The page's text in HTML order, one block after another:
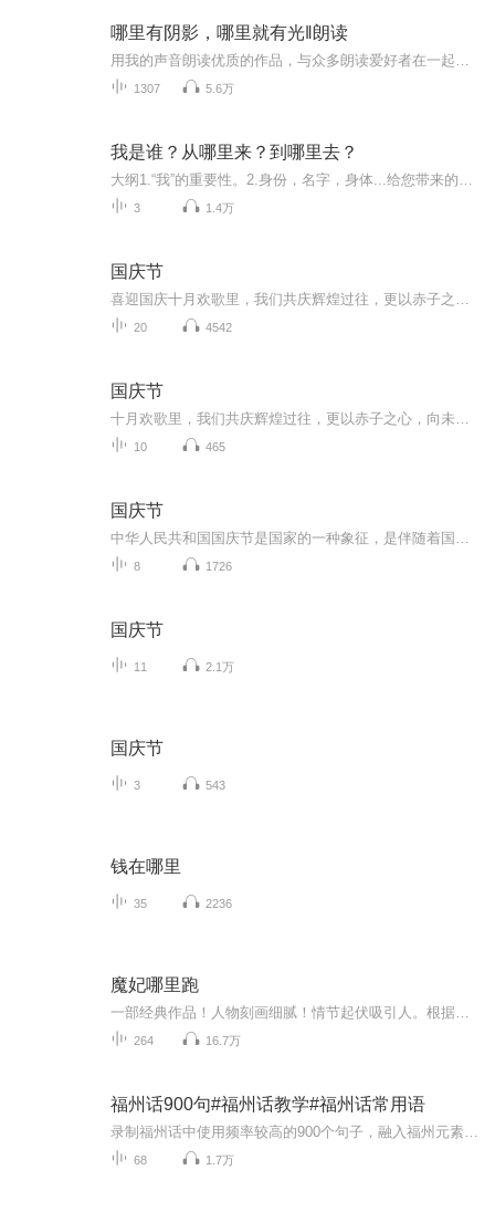
哪里有阴影，哪里就有光‖朗读
1307 5.6万
我是谁？从哪里来？到哪里去？
3 1.4万
国庆节
20 4542
国庆节
10 465
国庆节
8 1726
国庆节
11 2.1万
国庆节
3 543
钱在哪里
35 2236
魔妃哪里跑
264 16.7万
福州话900句#福州话教学#福州话常用语
68 1.7万